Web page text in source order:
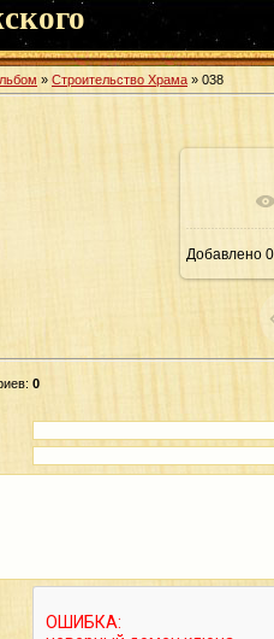
» Строительство Храма » 038
В
Добавлено
: 0